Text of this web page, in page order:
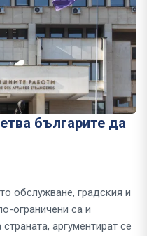
българите да
обслужване, градския и
ограничени са и
аргументират се